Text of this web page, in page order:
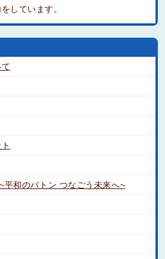
しています。
平和のバトン つなごう未来へ~